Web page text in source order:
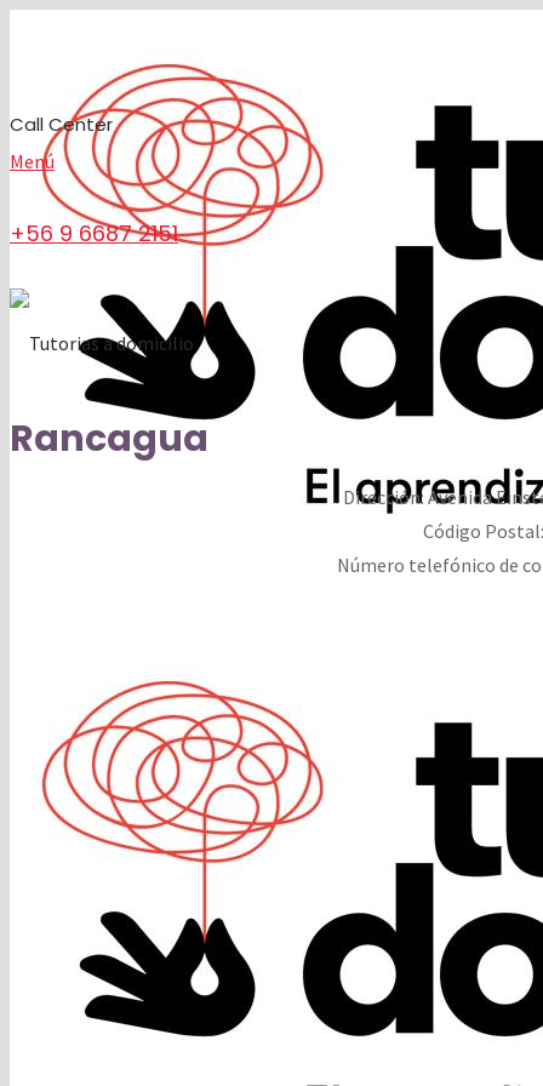
Call Center
+56 9 6687 2151
Menú
Rancagua
Dirección: Avenida
Código Postal
Número telefónico de